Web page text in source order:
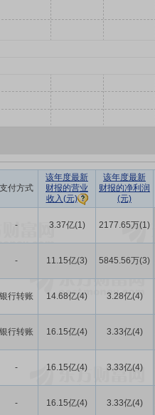
支付方式
该年度最新
财报的营业
收入(元)
该年度最新
财报的净利润
(元)
- 3.37亿(1) 2177.65万(1)
- 11.15亿(3) 5845.56万(3)
银行转账 14.68亿(4) 3.28亿(4)
银行转账 16.15亿(4) 3.33亿(4)
- 16.15亿(4) 3.33亿(4)
- 16.15亿(4) 3.33亿(4)